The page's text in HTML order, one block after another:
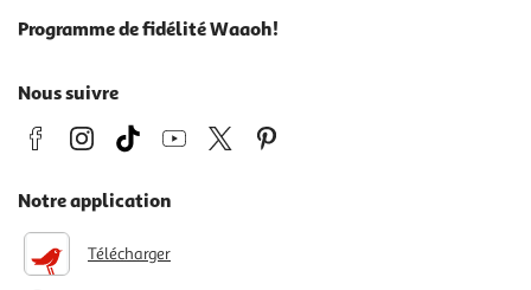
Programme de fidélité Waaoh!
Nous suivre
Notre application
Télécharger